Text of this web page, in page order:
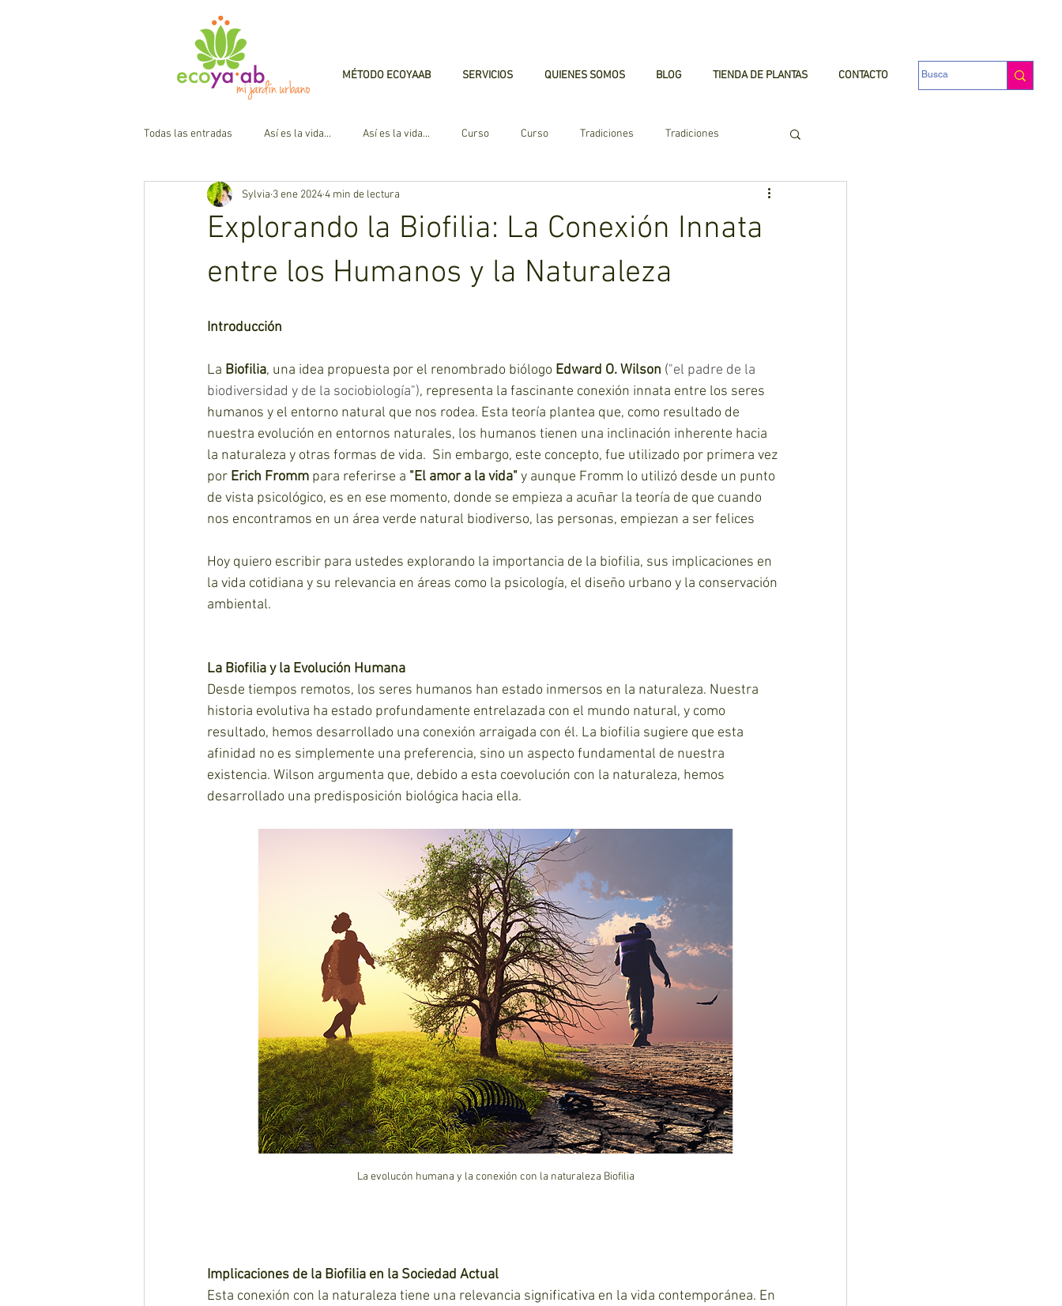
MÉTODO ECOYAAB SERVICIOS QUIENES SOMOS BLOG TIENDA DE PLANTAS CONTACTO
Todas las entradas Así es la vida... Así es la vida... Curso Curso Tradiciones Tradiciones
Flores Huerto Urbano
Atrayentes de Polinizadores Plantas de Sombra Paisajismo Enfermedades
Ecología
Explorando la Biofilia: La Conexión Innata
entre los Humanos y la Naturaleza
Sylvia 3 ene 20244 min de lectura
Introducción
La Biofilia, una idea propuesta por el renombrado biólogo Edward O. Wilson ("el padre de la
biodiversidad y de la sociobiología"), representa la fascinante conexión innata entre los seres
humanos y el entorno natural que nos rodea. Esta teoría plantea que, como resultado de
nuestra evolución en entornos naturales, los humanos tienen una inclinación inherente hacia
la naturaleza y otras formas de vida.  Sin embargo, este concepto, fue utilizado por primera vez
por Erich Fromm para referirse a "El amor a la vida" y aunque Fromm lo utilizó desde un punto
de vista psicológico, es en ese momento, donde se empieza a acuñar la teoría de que cuando
nos encontramos en un área verde natural biodiverso, las personas, empiezan a ser felices
Hoy quiero escribir para ustedes explorando la importancia de la biofilia, sus implicaciones en
la vida cotidiana y su relevancia en áreas como la psicología, el diseño urbano y la conservación
ambiental.
La Biofilia y la Evolución Humana
Desde tiempos remotos, los seres humanos han estado inmersos en la naturaleza. Nuestra
historia evolutiva ha estado profundamente entrelazada con el mundo natural, y como
resultado, hemos desarrollado una conexión arraigada con él. La biofilia sugiere que esta
afinidad no es simplemente una preferencia, sino un aspecto fundamental de nuestra
existencia. Wilson argumenta que, debido a esta coevolución con la naturaleza, hemos
desarrollado una predisposición biológica hacia ella.
La evolucón humana y la conexión con la naturaleza Biofilia
Implicaciones de la Biofilia en la Sociedad Actual
Esta conexión con la naturaleza tiene una relevancia significativa en la vida contemporánea. En